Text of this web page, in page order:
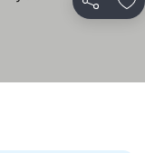
Zdieľať
ceny